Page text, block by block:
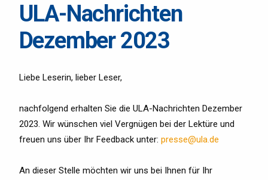
ULA-Nachrichten
Dezember 2023
Liebe Leserin, lieber Leser,
nachfolgend erhalten Sie die ULA-Nachrichten Dezember
2023. Wir wünschen viel Vergnügen bei der Lektüre und
freuen uns über Ihr Feedback unter: presse@ula.de
An dieser Stelle möchten wir uns bei Ihnen für Ihr